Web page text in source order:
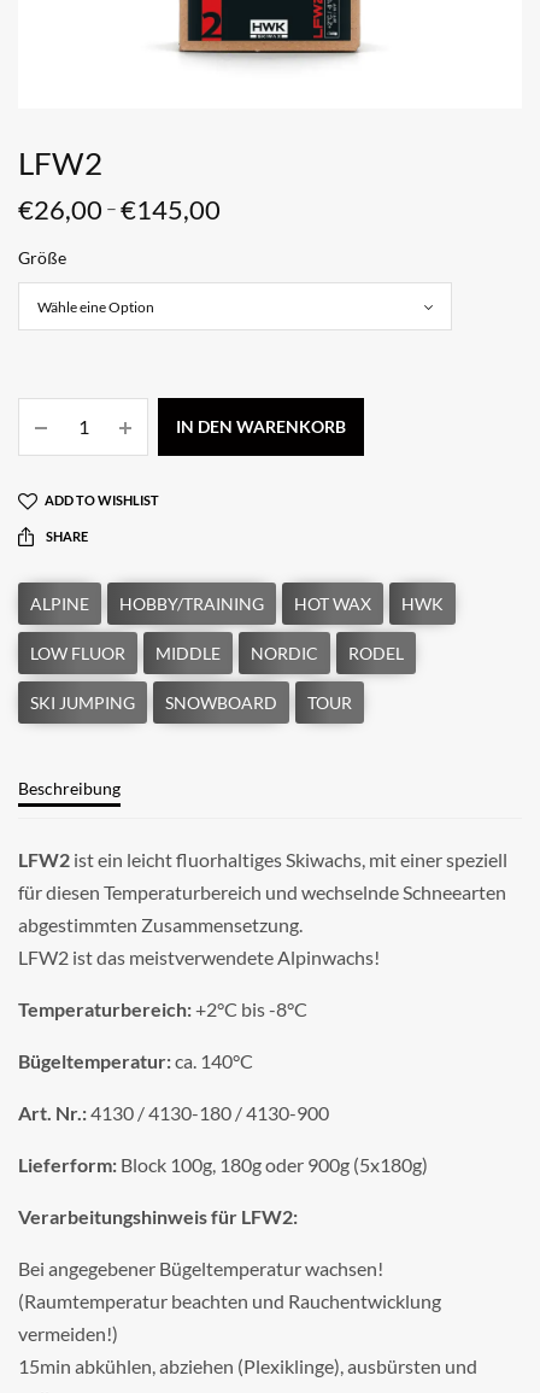
LFW2
€26,00 –€145,00
Größe
IN DEN WARENKORB
ADD TO WISHLIST
SHARE
Beschreibung
LFW2 ist ein leicht fluorhaltiges Skiwachs, mit einer speziell
für diesen Temperaturbereich und wechselnde Schneearten
abgestimmten Zusammensetzung.
LFW2 ist das meistverwendete Alpinwachs!
Temperaturbereich:+2°C bis -8°C
Bügeltemperatur:ca. 140°C
Art. Nr.:4130 / 4130-180 / 4130-900
Lieferform: Block 100g, 180g oder 900g (5x180g)
Verarbeitungshinweis für LFW2:
Bei angegebener Bügeltemperatur wachsen!
(Raumtemperatur beachten und Rauchentwicklung
vermeiden!)
15min abkühlen, abziehen (Plexiklinge), ausbürsten und